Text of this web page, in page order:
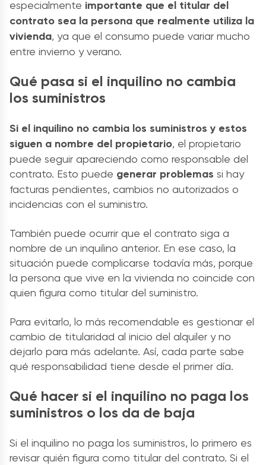
especialmente importante que el titular del
contrato sea la persona que realmente utiliza la
vivienda, ya que el consumo puede variar mucho
entre invierno y verano.
Qué pasa si el inquilino no cambia
los suministros
Si el inquilino no cambia los suministros y estos
siguen a nombre del propietario, el propietario
puede seguir apareciendo como responsable del
contrato. Esto puede generar problemas si hay
facturas pendientes, cambios no autorizados o
incidencias con el suministro.
También puede ocurrir que el contrato siga a
nombre de un inquilino anterior. En ese caso, la
situación puede complicarse todavía más, porque
la persona que vive en la vivienda no coincide con
quien figura como titular del suministro.
Para evitarlo, lo más recomendable es gestionar el
cambio de titularidad al inicio del alquiler y no
dejarlo para más adelante. Así, cada parte sabe
qué responsabilidad tiene desde el primer día.
Qué hacer si el inquilino no paga los
suministros o los da de baja
Si el inquilino no paga los suministros, lo primero es
revisar quién figura como titular del contrato. Si el